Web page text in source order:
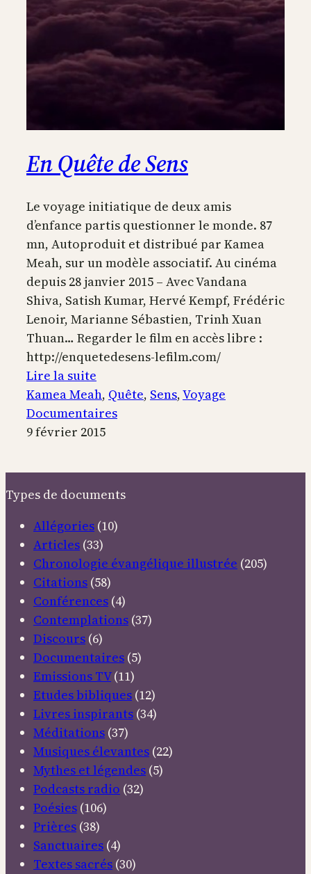
En Quête de Sens
Le voyage initiatique de deux amis
d’enfance partis questionner le monde. 87
mn, Autoproduit et distribué par Kamea
Meah, sur un modèle associatif. Au cinéma
depuis 28 janvier 2015 – Avec Vandana
Shiva, Satish Kumar, Hervé Kempf, Frédéric
Lenoir, Marianne Sébastien, Trinh Xuan
Thuan… Regarder le film en accès libre :
http://enquetedesens-lefilm.com/
Lire la suite
En
Quête
de
Kamea Meah, Quête, Sens, Voyage
Documentaires
9 février 2015
Types de documents
Allégories (10)
Articles (33)
Chronologie évangélique illustrée (205)
Citations (58)
Conférences (4)
Contemplations (37)
Discours (6)
Documentaires (5)
Emissions TV(11)
Etudes bibliques (12)
Livres inspirants (34)
Méditations (37)
Musiques élevantes (22)
Mythes et légendes (5)
Podcasts radio (32)
Poésies (106)
Prières (38)
Sanctuaires (4)
Textes sacrés (30)